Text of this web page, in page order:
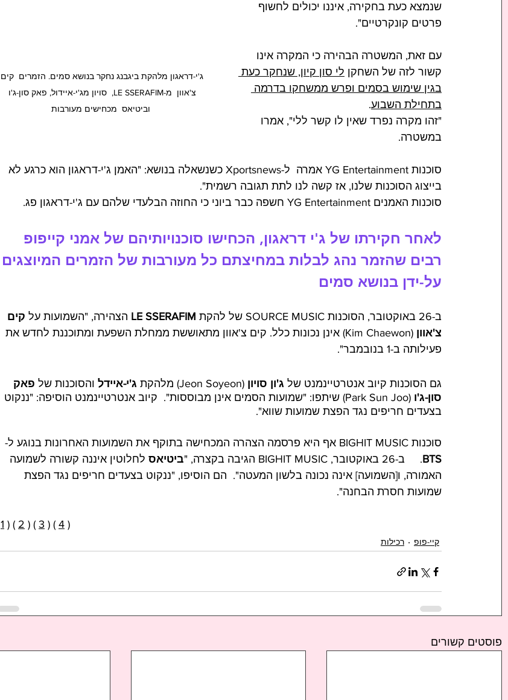
ג'י-דראגון מלהקת ביגבנג נחקר בנושא סמים. הזמרים  קים
צ'אוון  מ-LE SSERAFIM,  סויון מג'י-איידול, פאק סון-ג'ו
וביטיאס  מכחישים מעורבות
שנמצא כעת בחקירה, איננו יכולים לחשוף
פרטים קונקרטיים".
עם זאת, המשטרה הבהירה כי המקרה אינו
קשור לזה של השחקן לי סון קיון, שנחקר כעת
בגין שימוש בסמים ופרש ממשחקו בדרמה
בתחילת השבוע.
"זהו מקרה נפרד שאין לו קשר ללי", אמרו
במשטרה.
סוכנות YG Entertainment אמרה  ל-Xportsnews כשנשאלה בנושא: "האמן ג'י-דראגון הוא כרגע לא
בייצוג הסוכנות שלנו, אז קשה לנו לתת תגובה רשמית".
סוכנות האמנים YG Entertainment חשפה כבר ביוני כי החוזה הבלעדי שלהם עם ג'י-דראגון פג.
לאחר חקירתו של ג'י דראגון, הכחישו סוכנויותיהם של אמני קייפופ
רבים שהזמר נהג לבלות במחיצתם כל מעורבות של הזמרים המיוצגים
על-ידן בנושא סמים
ב-26 באוקטובר, הסוכנות SOURCE MUSIC של להקת LE SSERAFIM הצהירה, "השמועות על קים
צ'אוון
(Kim Chaewon) אינן נכונות כלל. קים צ'אוון מתאוששת ממחלת השפעת ומתוכננת לחדש את
פעילותה ב-1 בנובמבר".
גם הסוכנות קיוב אנטרטיינמנט של ג'ון סויון (Jeon Soyeon) מלהקת ג'י-איידל והסוכנות של פאק
סון-ג'ו
(Park Sun Joo) שיתפו: "שמועות הסמים אינן מבוססות".  קיוב אנטרטיינמנט הוסיפה: "ננקוט
בצעדים חריפים נגד הפצת שמועות שווא".
סוכנות BIGHIT MUSIC אף היא פרסמה הצהרה המכחישה בתוקף את השמועות האחרונות בנוגע ל-
BTS.     ב-26 באוקטובר, BIGHIT MUSIC הגיבה בקצרה, " ביטיאס לחלוטין איננה קשורה לשמועה
האמורה, ו[השמועה] אינה נכונה בלשון המעטה".  הם הוסיפו, "ננקוט בצעדים חריפים נגד הפצת
שמועות חסרת הבחנה".
1 ) ( 2 ) ( 3 ) ( 4 )
קיי-פופ רכילות
פוסטים קשורים